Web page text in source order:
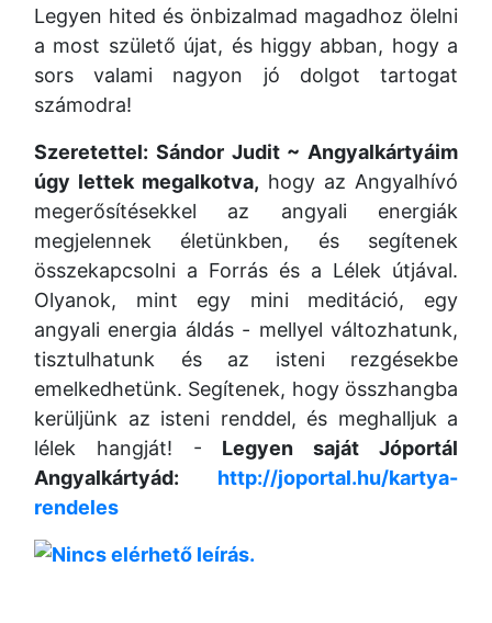
Legyen hited és önbizalmad magadhoz ölelni
a most születő újat, és higgy abban, hogy a
sors valami nagyon jó dolgot tartogat
számodra!
Szeretettel: Sándor Judit ~ Angyalkártyáim
úgy lettek megalkotva, hogy az Angyalhívó
megerősítésekkel az angyali energiák
megjelennek életünkben, és segítenek
összekapcsolni a Forrás és a Lélek útjával.
Olyanok, mint egy mini meditáció, egy
angyali energia áldás - mellyel változhatunk,
tisztulhatunk és az isteni rezgésekbe
emelkedhetünk. Segítenek, hogy összhangba
kerüljünk az isteni renddel, és meghalljuk a
lélek hangját! - Legyen saját Jóportál
Angyalkártyád: http://joportal.hu/kartya-
rendeles